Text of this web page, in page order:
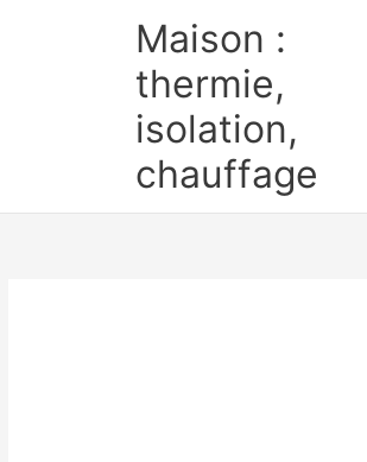
Maison :
thermie,
isolation,
chauffage